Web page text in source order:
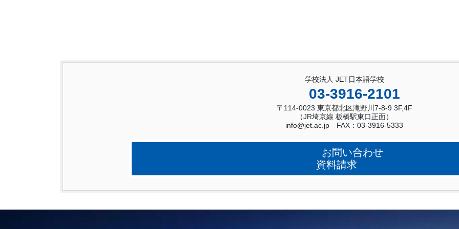
学校法人 JET日本語学校
03-3916-2101
〒114-0023 東京都北区滝野川7-8-9 3F,4F
（JR埼京線 板橋駅東口正面）
info@jet.ac.jp FAX：03-3916-5333
お問い合わせ
資料請求